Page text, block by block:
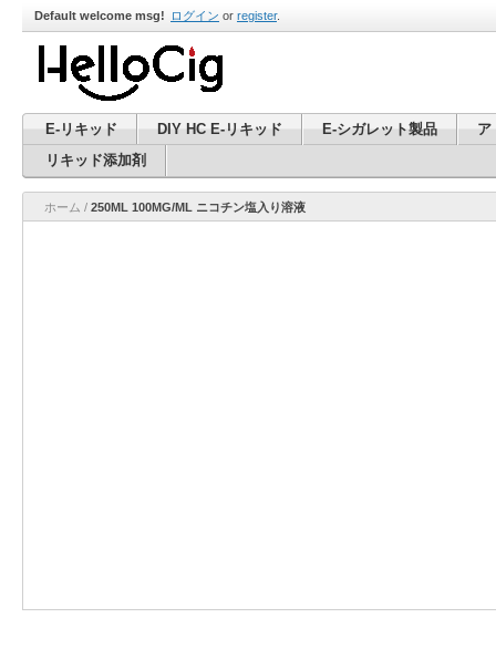
Default welcome msg! ログイン or register.
E-リキッド DIY HC E-リキッド E-シガレット製品
ア
リキッド添加剤
ホーム / 250ML 100MG/ML ニコチン塩入り溶液